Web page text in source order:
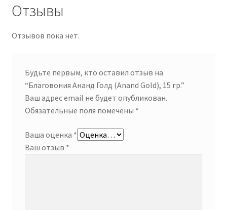
Отзывы
Отзывов пока нет.
Будьте первым, кто оставил отзыв на
“Благовония Ананд Голд (Anand Gold), 15 гр.”
Ваш адрес email не будет опубликован.
Обязательные поля помечены *
Ваша оценка *
Ваш отзыв *